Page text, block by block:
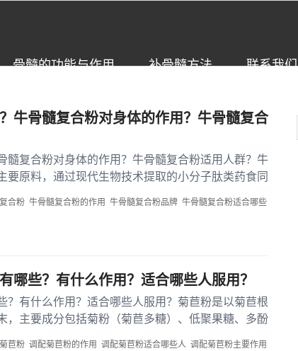
骨髓的功能与作用 补骨髓方法 联系我们
牛骨髓复合粉对身体的作用？牛骨髓复合
髓复合粉对身体的作用？牛骨髓复合粉适用人群？牛
要原料，通过现代生物技术提取的小分子肽类药食同
合粉 牛骨髓复合粉的作用 牛骨髓复合粉品牌 牛骨髓复合粉适合哪些
哪些？有什么作用？适合哪些人服用？
？有什么作用？适合哪些人服用？菊苣粉是以菊苣根
，主要成分包括菊粉（菊苣多糖）、低聚果糖、多酚
苣粉 调配菊苣粉的作用 调配菊苣粉适合哪些人 调配菊苣粉主要作用